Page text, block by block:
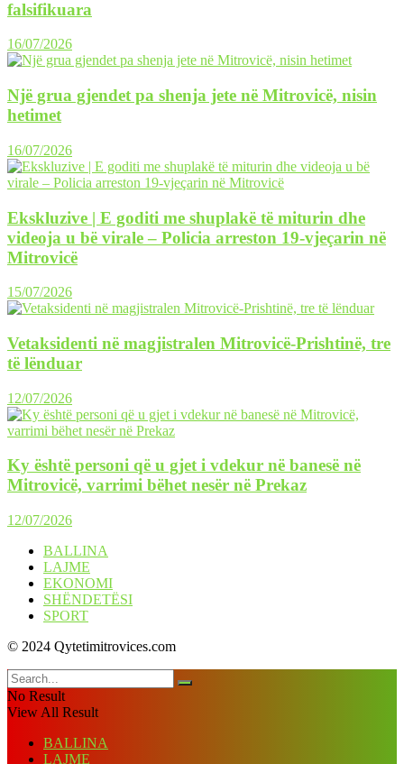
falsifikuara
16/07/2026
Një grua gjendet pa shenja jete në Mitrovicë, nisin
hetimet
16/07/2026
Ekskluzive | E goditi me shuplakë të miturin dhe
videoja u bë virale – Policia arreston 19-vjeçarin në
Mitrovicë
15/07/2026
Vetaksidenti në magjistralen Mitrovicë-Prishtinë, tre
të lënduar
12/07/2026
Ky është personi që u gjet i vdekur në banesë në
Mitrovicë, varrimi bëhet nesër në Prekaz
12/07/2026
BALLINA
LAJME
EKONOMI
SHËNDETËSI
SPORT
© 2024 Qytetimitrovices.com
No Result
View All Result
BALLINA
LAJME